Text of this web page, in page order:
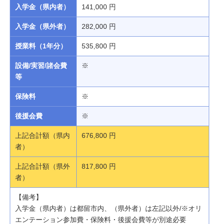
入学金（県内者） 141,000 円
入学金（県外者） 282,000 円
授業料（1年分） 535,800 円
設備/実習/諸会費
等
※
保険料 ※
後援会費 ※
上記合計額（県内
者）
676,800 円
上記合計額（県外
者）
817,800 円
【備考】
入学金（県内者）は都留市内、（県外者）は左記以外/※オリ
エンテーション参加費・保険料・後援会費等が別途必要